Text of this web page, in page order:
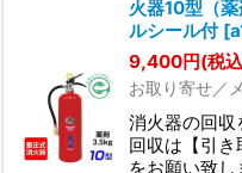
火器10型（
ルシール付 [
9,400円(税
お取り寄せ／
消火器の回
回収は【引
をお願い致